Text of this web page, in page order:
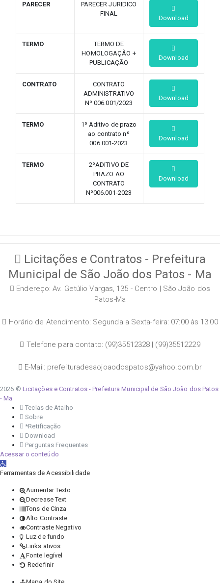
PARECER
PARECER JURIDICO
FINAL
Download
TERMO
TERMO DE
HOMOLOGAÇÃO +
PUBLICAÇÃO
Download
CONTRATO
CONTRATO
ADMINISTRATIVO
Nº 006.001/2023
Download
TERMO
1º Aditivo de prazo
ao contrato nº
006.001-2023
Download
TERMO
2ºADITIVO DE
PRAZO AO
CONTRATO
Nº006.001-2023
Download
Licitações e Contratos - Prefeitura
Municipal de São João dos Patos - Ma
Endereço: Av. Getúlio Vargas, 135 - Centro | São João dos
Patos-Ma
Horário de Atendimento: Segunda a Sexta-feira: 07:00 às 13:00
Telefone para contato: (99)35512328 | (99)35512229
E-Mail: prefeituradesaojoaodospatos@yahoo.com.br
2026 © Licitações e Contratos - Prefeitura Municipal de São João dos Patos
- Ma
Teclas de Atalho
Sobre
*Retificação
Download
Perguntas Frequentes
Acessar o conteúdo
Abrir a barra de ferramentas
Ferramentas de Acessibilidade
Aumentar Texto
Decrease Text
Tons de Cinza
Alto Contraste
Contraste Negativo
Luz de fundo
Links ativos
Fonte legível
Redefinir